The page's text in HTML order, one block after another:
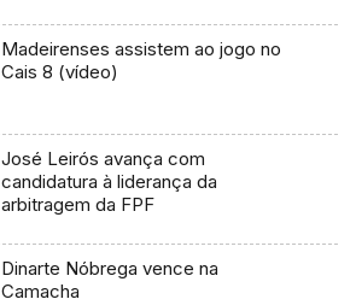
Madeirenses assistem ao jogo no
Cais 8 (vídeo)
José Leirós avança com
candidatura à liderança da
arbitragem da FPF
Dinarte Nóbrega vence na
Camacha